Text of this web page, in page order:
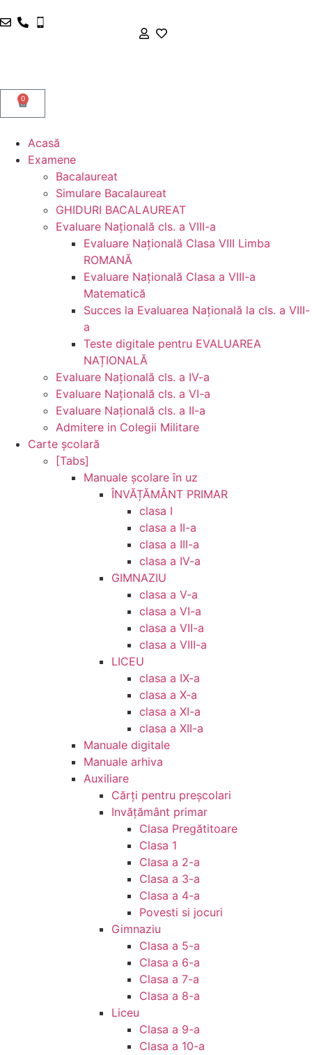
0
Acasă
Examene
Bacalaureat
Simulare Bacalaureat
GHIDURI BACALAUREAT
Evaluare Naţională cls. a VIII-a
Evaluare Naţională Clasa VIII Limba
ROMANĂ
Evaluare Naţională Clasa a VIII-a
Matematică
Succes la Evaluarea Națională la cls. a VIII-
a
Teste digitale pentru EVALUAREA
NAȚIONALĂ
Evaluare Naţională cls. a IV-a
Evaluare Naţională cls. a VI-a
Evaluare Naţională cls. a II-a
Admitere in Colegii Militare
Carte şcolară
[Tabs]
Manuale şcolare în uz
ÎNVĂȚĂMÂNT PRIMAR
clasa I
clasa a II-a
clasa a III-a
clasa a IV-a
GIMNAZIU
clasa a V-a
clasa a VI-a
clasa a VII-a
clasa a VIII-a
LICEU
clasa a IX-a
clasa a X-a
clasa a XI-a
clasa a XII-a
Manuale digitale
Manuale arhiva
Auxiliare
Cărţi pentru preşcolari
Invățământ primar
Clasa Pregătitoare
Clasa 1
Clasa a 2-a
Clasa a 3-a
Clasa a 4-a
Povesti si jocuri
Gimnaziu
Clasa a 5-a
Clasa a 6-a
Clasa a 7-a
Clasa a 8-a
Liceu
Clasa a 9-a
Clasa a 10-a